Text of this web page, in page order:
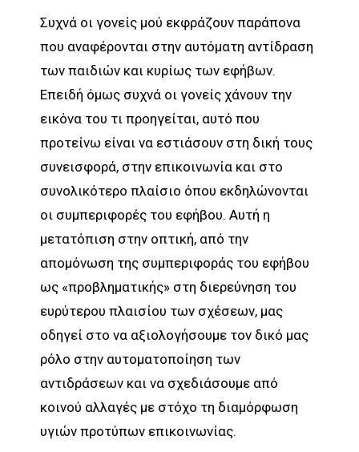
Συχνά οι γονείς μού εκφράζουν παράπονα
που αναφέρονται στην αυτόματη αντίδραση
των παιδιών και κυρίως των εφήβων.
Επειδή όμως συχνά οι γονείς χάνουν την
εικόνα του τι προηγείται, αυτό που
προτείνω είναι να εστιάσουν στη δική τους
συνεισφορά, στην επικοινωνία και στο
συνολικότερο πλαίσιο όπου εκδηλώνονται
οι συμπεριφορές του εφήβου. Αυτή η
μετατόπιση στην οπτική, από την
απομόνωση της συμπεριφοράς του εφήβου
ως «προβληματικής» στη διερεύνηση του
ευρύτερου πλαισίου των σχέσεων, μας
οδηγεί στο να αξιολογήσουμε τον δικό μας
ρόλο στην αυτοματοποίηση των
αντιδράσεων και να σχεδιάσουμε από
κοινού αλλαγές με στόχο τη διαμόρφωση
υγιών προτύπων επικοινωνίας.